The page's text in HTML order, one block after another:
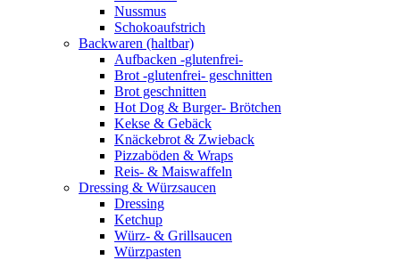
Nussmus
Schokoaufstrich
Backwaren (haltbar)
Aufbacken -glutenfrei-
Brot -glutenfrei- geschnitten
Brot geschnitten
Hot Dog & Burger- Brötchen
Kekse & Gebäck
Knäckebrot & Zwieback
Pizzaböden & Wraps
Reis- & Maiswaffeln
Dressing & Würzsaucen
Dressing
Ketchup
Würz- & Grillsaucen
Würzpasten